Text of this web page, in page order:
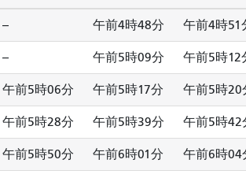
-- 午前4時48分 午前4時51
-- 午前5時09分 午前5時12
午前5時06分 午前5時17分 午前5時20
午前5時28分 午前5時39分 午前5時42
午前5時50分 午前6時01分 午前6時04